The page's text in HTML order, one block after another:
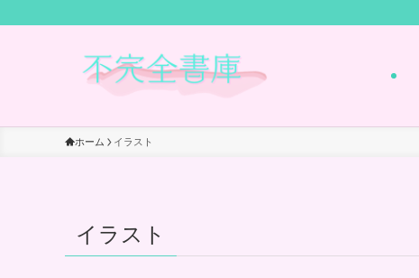
ホーム イラスト
イラスト